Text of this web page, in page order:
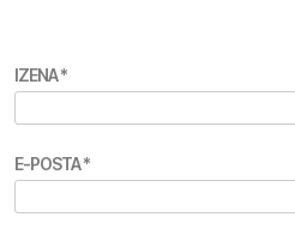
IZENA*
E-POSTA*